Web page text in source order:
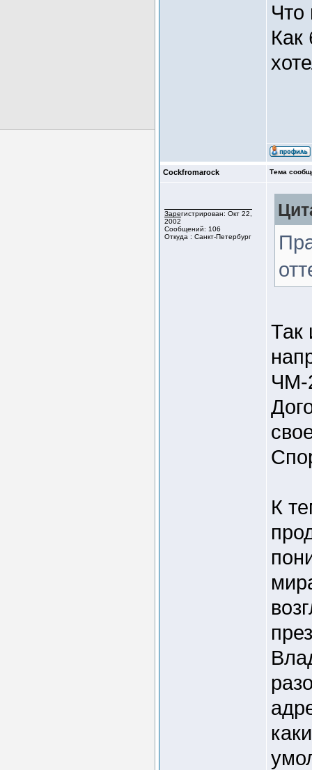
Что
Как
Cockfromarock Тема
Зарегистрирован: Окт 22,
2002
Сообщений: 106
Откуда : Санкт-Петербург
Так
ЧМ-
К